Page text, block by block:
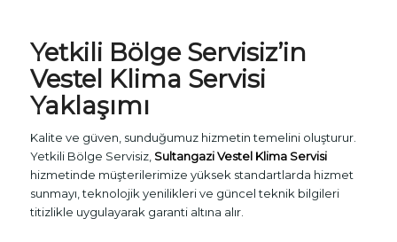
Yetkili Bölge Servisiz’in
Vestel Klima Servisi
Yaklaşımı
Kalite ve güven, sunduğumuz hizmetin temelini oluşturur.
Yetkili Bölge Servisiz, Sultangazi Vestel Klima Servisi
hizmetinde müşterilerimize yüksek standartlarda hizmet
sunmayı, teknolojik yenilikleri ve güncel teknik bilgileri
titizlikle uygulayarak garanti altına alır.